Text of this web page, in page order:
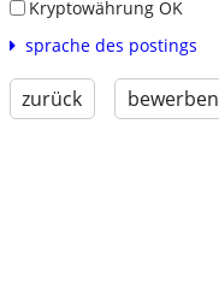
Kryptowährung OK
sprache des postings
zurück bewerben